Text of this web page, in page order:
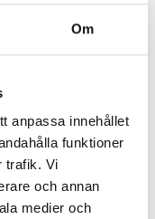
Om
anpassa innehållet
funktioner
trafik. Vi
och annan
medier och
med